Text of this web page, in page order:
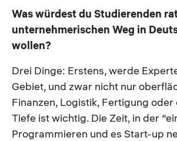
Was würdest du Studierenden
unternehmerischen Weg in
wollen?
Drei Dinge: Erstens, werde
Gebiet, und zwar nicht nur
Finanzen, Logistik, Fertigung
Tiefe ist wichtig. Die Zeit, in der
Programmieren und es Start-up